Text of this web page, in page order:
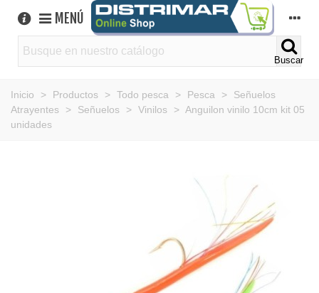
MENÚ
Buscar
Inicio > Productos > Todo pesca > Pesca >
Señuelos
Atrayentes
> Señuelos > Vinilos > Anguilon vinilo 10cm kit 05
unidades